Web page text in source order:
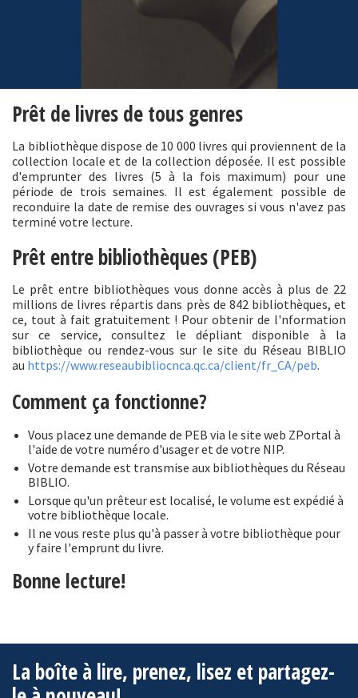
Prêt de livres de tous genres
La bibliothèque dispose de 10 000 livres qui proviennent de la
collection locale et de la collection déposée. Il est possible
d'emprunter des livres (5 à la fois maximum) pour une
période de trois semaines. Il est également possible de
reconduire la date de remise des ouvrages si vous n'avez pas
terminé votre lecture.
Prêt entre bibliothèques (PEB)
Le prêt entre bibliothèques vous donne accès à plus de 22
millions de livres répartis dans près de 842 bibliothèques, et
ce, tout à fait gratuitement ! Pour obtenir de l'nformation
sur ce service, consultez le dépliant disponible à la
bibliothèque ou rendez-vous sur le site du Réseau BIBLIO
au https://www.reseaubibliocnca.qc.ca/client/fr_CA/peb.
Comment ça fonctionne?
Vous placez une demande de PEB via le site web ZPortal à
l'aide de votre numéro d'usager et de votre NIP.
Votre demande est transmise aux bibliothèques du Réseau
BIBLIO.
Lorsque qu'un prêteur est localisé, le volume est expédié à
votre bibliothèque locale.
Il ne vous reste plus qu'à passer à votre bibliothèque pour
y faire l'emprunt du livre.
Bonne lecture!
La boîte à lire, prenez, lisez et partagez-